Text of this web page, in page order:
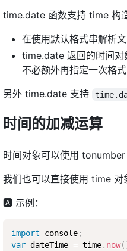
time.date 函数支持 time 构
在使用默认格式串解析
time.date 返回的时间
不必额外再指定一次格式
另外 time.date 支持
时间的加减运算
时间对象可以使用
我们也可以直接使用 time 对
🅰 示例：
import console;
var dateTime = time. now(